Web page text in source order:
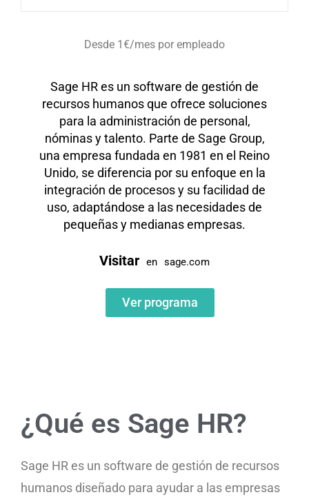
Desde 1€/mes por empleado
Sage HR es un software de gestión de
recursos humanos que ofrece soluciones
para la administración de personal,
nóminas y talento. Parte de Sage Group,
una empresa fundada en 1981 en el Reino
Unido, se diferencia por su enfoque en la
integración de procesos y su facilidad de
uso, adaptándose a las necesidades de
pequeñas y medianas empresas.
Visitar en sage.com
Ver programa
¿Qué es Sage HR?
Sage HR es un software de gestión de recursos
humanos diseñado para ayudar a las empresas